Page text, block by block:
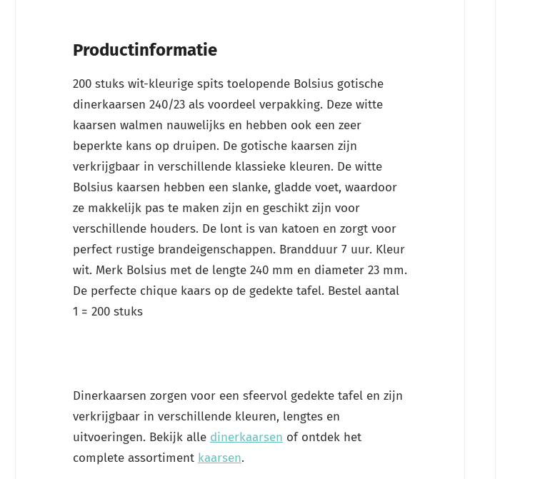
Productinformatie
200 stuks wit-kleurige spits toelopende Bolsius gotische
dinerkaarsen 240/23 als voordeel verpakking. Deze witte
kaarsen walmen nauwelijks en hebben ook een zeer
beperkte kans op druipen. De gotische kaarsen zijn
verkrijgbaar in verschillende klassieke kleuren. De witte
Bolsius kaarsen hebben een slanke, gladde voet, waardoor
ze makkelijk pas te maken zijn en geschikt zijn voor
verschillende houders. De lont is van katoen en zorgt voor
perfect rustige brandeigenschappen. Brandduur 7 uur. Kleur
wit. Merk Bolsius met de lengte 240 mm en diameter 23 mm.
De perfecte chique kaars op de gedekte tafel. Bestel aantal
1 = 200 stuks
Dinerkaarsen zorgen voor een sfeervol gedekte tafel en zijn
verkrijgbaar in verschillende kleuren, lengtes en
uitvoeringen. Bekijk alle dinerkaarsen of ontdek het
complete assortiment kaarsen.